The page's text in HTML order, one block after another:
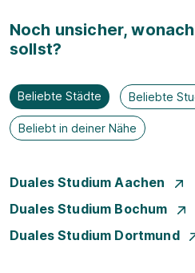
Noch unsicher,
sollst?
Beliebte Städte Beliebte
Beliebt in deiner Nähe
Duales Studium Aachen
Duales Studium Bochum
Duales Studium Dortmund